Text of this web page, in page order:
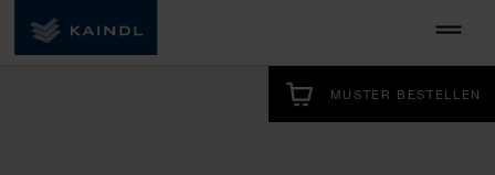
MUSTER BESTELLEN